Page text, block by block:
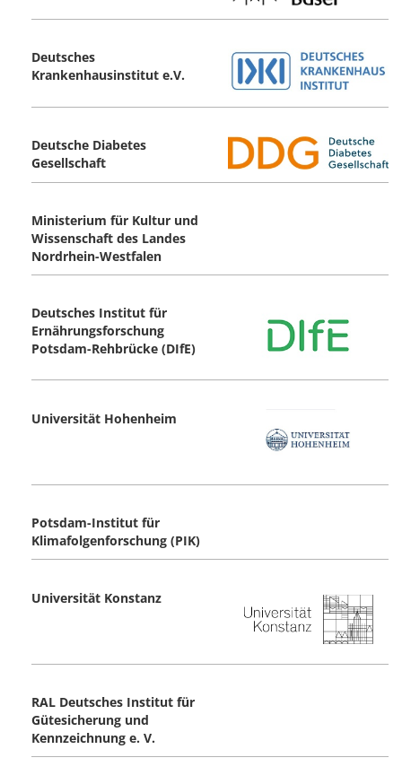
Deutsches
Krankenhausinstitut e.V.
Deutsche Diabetes
Gesellschaft
Ministerium für Kultur und
Wissenschaft des Landes
Nordrhein-Westfalen
Deutsches Institut für
Ernährungsforschung
Potsdam-Rehbrücke (DIfE)
Universität Hohenheim
Potsdam-Institut für
Klimafolgenforschung (PIK)
Universität Konstanz
RAL Deutsches Institut für
Gütesicherung und
Kennzeichnung e. V.